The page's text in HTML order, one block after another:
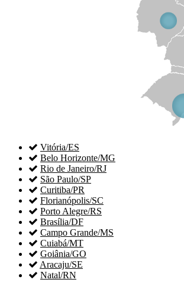
 Vitória/ES
 Belo Horizonte/MG
 Rio de Janeiro/RJ
 São Paulo/SP
 Curitiba/PR
 Florianópolis/SC
 Porto Alegre/RS
 Brasília/DF
 Campo Grande/MS
 Cuiabá/MT
 Goiânia/GO
 Aracaju/SE
 Natal/RN